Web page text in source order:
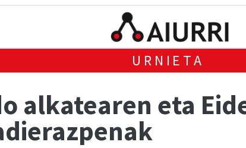
URNIETA
alkatearen eta